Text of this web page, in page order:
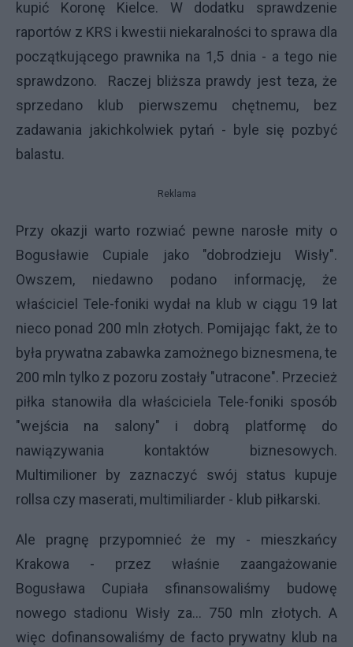
kupić Koronę Kielce. W dodatku sprawdzenie
raportów z KRS i kwestii niekaralności to sprawa dla
początkującego prawnika na 1,5 dnia - a tego nie
sprawdzono. Raczej bliższa prawdy jest teza, że
sprzedano klub pierwszemu chętnemu, bez
zadawania jakichkolwiek pytań - byle się pozbyć
balastu.
Reklama
Przy okazji warto rozwiać pewne narosłe mity o
Bogusławie Cupiale jako "dobrodzieju Wisły".
Owszem, niedawno podano informację, że
właściciel Tele-foniki wydał na klub w ciągu 19 lat
nieco ponad 200 mln złotych. Pomijając fakt, że to
była prywatna zabawka zamożnego biznesmena, te
200 mln tylko z pozoru zostały "utracone". Przecież
piłka stanowiła dla właściciela Tele-foniki sposób
"wejścia na salony" i dobrą platformę do
nawiązywania kontaktów biznesowych.
Multimilioner by zaznaczyć swój status kupuje
rollsa czy maserati, multimiliarder - klub piłkarski.
Ale pragnę przypomnieć że my - mieszkańcy
Krakowa - przez właśnie zaangażowanie
Bogusława Cupiała sfinansowaliśmy budowę
nowego stadionu Wisły za... 750 mln złotych. A
więc dofinansowaliśmy de facto prywatny klub na